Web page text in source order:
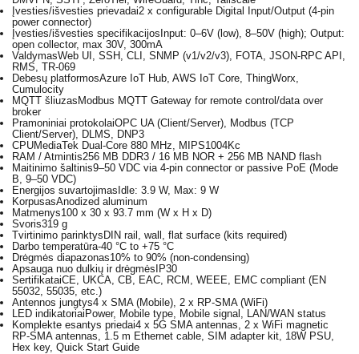
Įvesties/išvesties prievadai2 x configurable Digital Input/Output (4-pin
power connector)
Įvesties/išvesties specifikacijosInput: 0–6V (low), 8–50V (high); Output:
open collector, max 30V, 300mA
ValdymasWeb UI, SSH, CLI, SNMP (v1/v2/v3), FOTA, JSON-RPC API,
RMS, TR-069
Debesų platformosAzure IoT Hub, AWS IoT Core, ThingWorx,
Cumulocity
MQTT šliuzasModbus MQTT Gateway for remote control/data over
broker
Pramoniniai protokolaiOPC UA (Client/Server), Modbus (TCP
Client/Server), DLMS, DNP3
CPUMediaTek Dual-Core 880 MHz, MIPS1004Kc
RAM / Atmintis256 MB DDR3 / 16 MB NOR + 256 MB NAND flash
Maitinimo šaltinis9–50 VDC via 4-pin connector or passive PoE (Mode
B, 9–50 VDC)
Energijos suvartojimasIdle: 3.9 W, Max: 9 W
KorpusasAnodized aluminum
Matmenys100 x 30 x 93.7 mm (W x H x D)
Svoris319 g
Tvirtinimo parinktysDIN rail, wall, flat surface (kits required)
Darbo temperatūra-40 °C to +75 °C
Drėgmės diapazonas10% to 90% (non-condensing)
Apsauga nuo dulkių ir drėgmėsIP30
SertifikataiCE, UKCA, CB, EAC, RCM, WEEE, EMC compliant (EN
55032, 55035, etc.)
Antennos jungtys4 x SMA (Mobile), 2 x RP-SMA (WiFi)
LED indikatoriaiPower, Mobile type, Mobile signal, LAN/WAN status
Komplekte esantys priedai4 x 5G SMA antennas, 2 x WiFi magnetic
RP-SMA antennas, 1.5 m Ethernet cable, SIM adapter kit, 18W PSU,
Hex key, Quick Start Guide